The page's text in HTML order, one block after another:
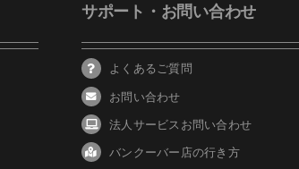
サポート・お問い合わせ
よくあるご質問
お問い合わせ
法人サービスお問い合わせ
バンクーバー 店の行き方